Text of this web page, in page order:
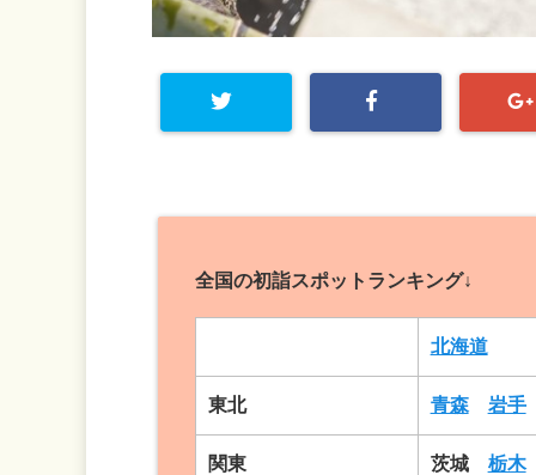
全国の初詣スポットランキング↓
北海道
東北 青森 岩手
関東 茨城 栃木